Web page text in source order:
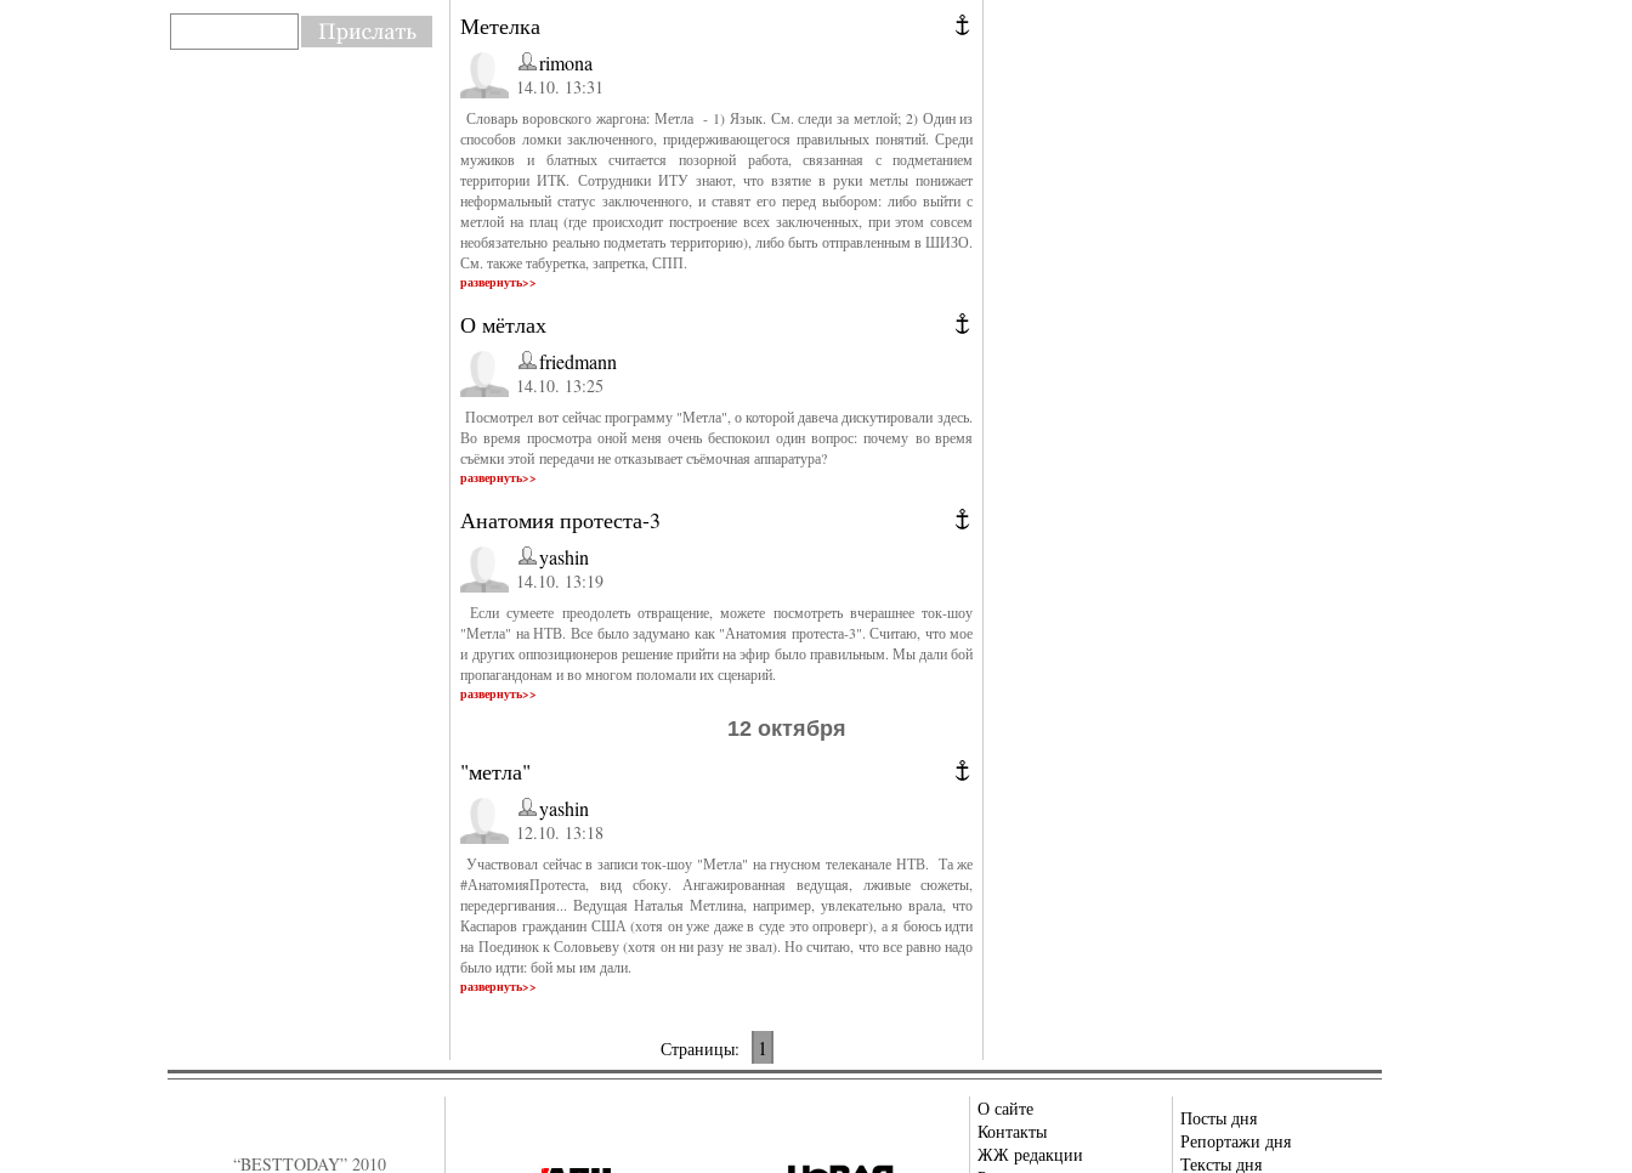
Метелка
rimona
14.10. 13:31
Словарь воровского жаргона: Метла - 1) Язык. См. следи за метлой; 2) Один из
способов ломки заключенного, придерживающегося правильных понятий. Среди
мужиков и блатных считается позорной работа, связанная с подметанием
территории ИТК. Сотрудники ИТУ знают, что взятие в руки метлы понижает
неформальный статус заключенного, и ставят его перед выбором: либо выйти с
метлой на плац (где происходит построение всех заключенных, при этом совсем
необязательно реально подметать территорию), либо быть отправленным в ШИЗО.
См. также табуретка, запретка, СПП.
развернуть>>
О мётлах
friedmann
14.10. 13:25
Посмотрел вот сейчас программу "Метла", о которой давеча дискутировали здесь.
Во время просмотра оной меня очень беспокоил один вопрос: почему во время
съёмки этой передачи не отказывает съёмочная аппаратура?
развернуть>>
Анатомия протеста-3
yashin
14.10. 13:19
Если сумеете преодолеть отвращение, можете посмотреть вчерашнее ток-шоу
"Метла" на НТВ. Все было задумано как "Анатомия протеста-3". Считаю, что мое
и других оппозиционеров решение прийти на эфир было правильным. Мы дали бой
пропагандонам и во многом поломали их сценарий.
развернуть>>
12 октября
"метла"
yashin
12.10. 13:18
Участвовал сейчас в записи ток-шоу "Метла" на гнусном телеканале НТВ. Та же
#АнатомияПротеста, вид сбоку. Ангажированная ведущая, лживые сюжеты,
передергивания... Ведущая Наталья Метлина, например, увлекательно врала, что
Каспаров гражданин США (хотя он уже даже в суде это опроверг), а я боюсь идти
на Поединок к Соловьеву (хотя он ни разу не звал). Но считаю, что все равно надо
было идти: бой мы им дали.
развернуть>>
Страницы: 1
“BESTTODAY” 2010
О сайте
Контакты
ЖЖ редакции
Посты дня
Репортажи дня
Тексты дня